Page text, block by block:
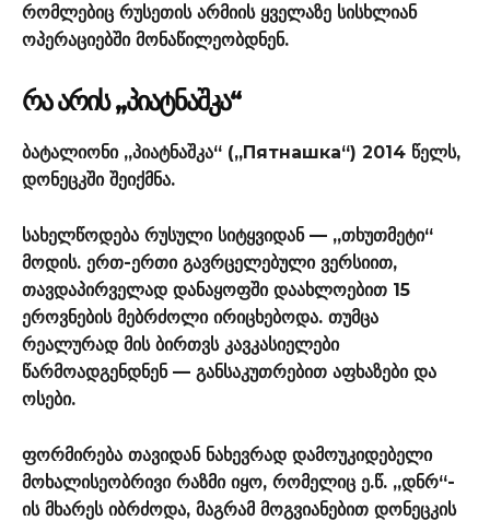
რომლებიც რუსეთის არმიის ყველაზე სისხლიან
ოპერაციებში მონაწილეობდნენ.
ᲠᲐ ᲐᲠᲘᲡ „ᲞᲘᲐᲢᲜᲐᲨᲙᲐ“
ბატალიონი „პიატნაშკა“ („Пятнашка“) 2014 წელს,
დონეცკში შეიქმნა.
სახელწოდება რუსული სიტყვიდან — „თხუთმეტი“
მოდის. ერთ-ერთი გავრცელებული ვერსიით,
თავდაპირველად დანაყოფში დაახლოებით 15
ეროვნების მებრძოლი ირიცხებოდა. თუმცა
რეალურად მის ბირთვს კავკასიელები
წარმოადგენდნენ — განსაკუთრებით აფხაზები და
ოსები.
ფორმირება თავიდან ნახევრად დამოუკიდებელი
მოხალისეობრივი რაზმი იყო, რომელიც ე.წ. „დნრ“-
ის მხარეს იბრძოდა, მაგრამ მოგვიანებით დონეცკის